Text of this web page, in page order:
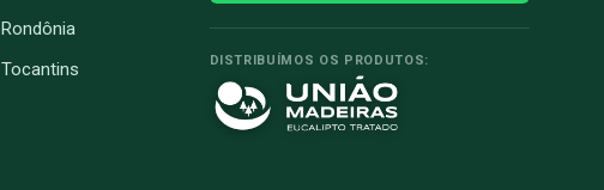
Rondônia
Tocantins
DISTRIBUÍMOS OS PRODUTOS: